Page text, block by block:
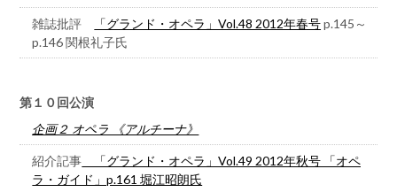
雑誌批評 「グランド・オペラ」Vol.48 2012年春号p.145～
p.146 関根礼子氏
第１０回公演
企画２ オペラ 《アルチーナ》
紹介記事 「グランド・オペラ」Vol.49 2012年秋号 「オペ
ラ・ガイド」p.161 堀江昭朗氏